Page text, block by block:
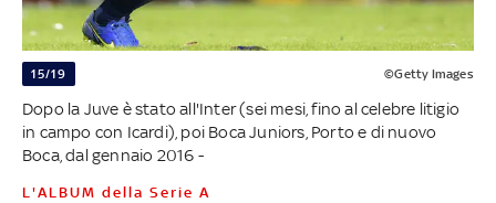
15/19 ©Getty Images
Dopo la Juve è stato all'Inter (sei mesi, fino al celebre litigio
in campo con Icardi), poi Boca Juniors, Porto e di nuovo
Boca, dal gennaio 2016 -
L'ALBUM della Serie A